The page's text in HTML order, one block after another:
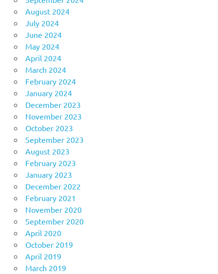
August 2024
July 2024
June 2024
May 2024
April 2024
March 2024
February 2024
January 2024
December 2023
November 2023
October 2023
September 2023
August 2023
February 2023
January 2023
December 2022
February 2021
November 2020
September 2020
April 2020
October 2019
April 2019
March 2019